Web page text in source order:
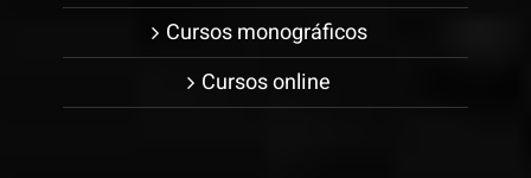
Cursos monográficos
Cursos online